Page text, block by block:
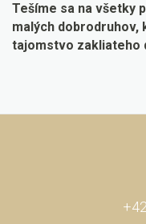
Tešíme sa na všetky
malých dobrodruhov,
tajomstvo zakliateho